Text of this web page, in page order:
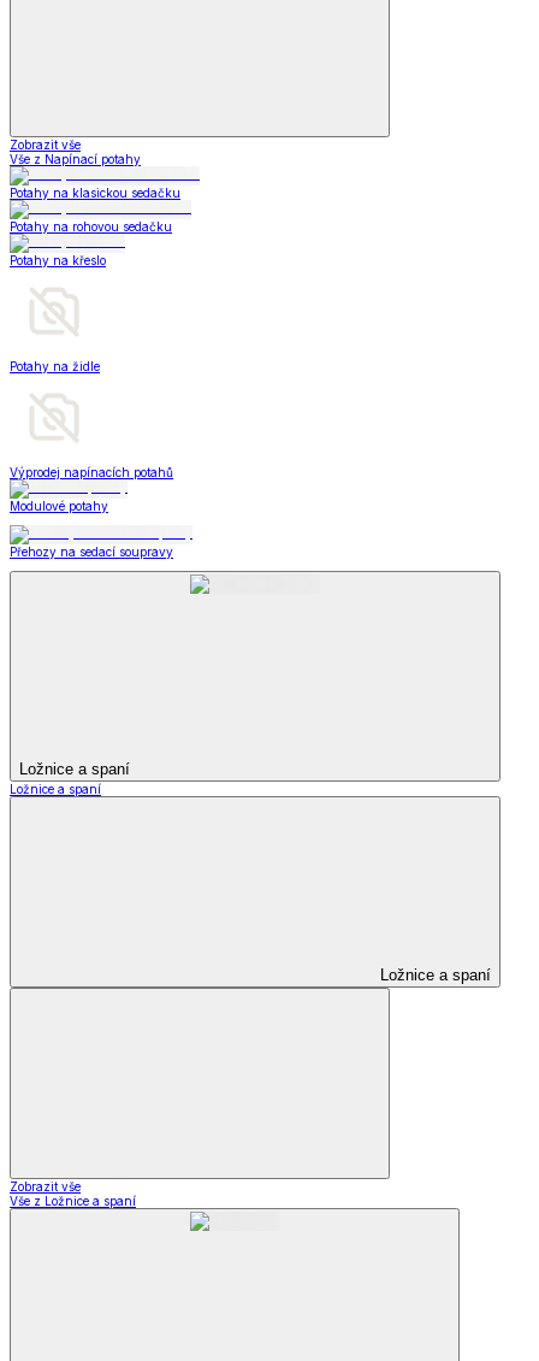
Zobrazit vše
Vše z Napínací potahy
Potahy na klasickou sedačku
Potahy na rohovou sedačku
Potahy na křeslo
Potahy na židle
Výprodej napínacích potahů
Modulové potahy
Přehozy na sedací soupravy
Ložnice a spaní
Ložnice a spaní
Ložnice a spaní
Zobrazit vše
Vše z Ložnice a spaní